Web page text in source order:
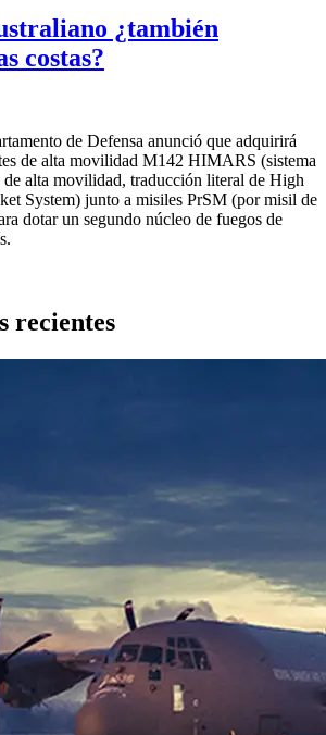
¿también
costas?
de Defensa anunció que adquirirá
de alta movilidad M142 HIMARS (sistema
de alta movilidad, traducción literal de High
System) junto a misiles PrSM (por misil de
dotar un segundo núcleo de fuegos de
recientes